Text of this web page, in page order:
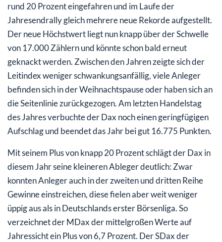
rund 20 Prozent eingefahren und im Laufe der
Jahresendrally gleich mehrere neue Rekorde aufgestellt.
Der neue Höchstwert liegt nun knapp über der Schwelle
von 17.000 Zählern und könnte schon bald erneut
geknackt werden. Zwischen den Jahren zeigte sich der
Leitindex weniger schwankungsanfällig, viele Anleger
befinden sich in der Weihnachtspause oder haben sich an
die Seitenlinie zurückgezogen. Am letzten Handelstag
des Jahres verbuchte der Dax noch einen geringfügigen
Aufschlag und beendet das Jahr bei gut 16.775 Punkten.
Mit seinem Plus von knapp 20 Prozent schlägt der Dax in
diesem Jahr seine kleineren Ableger deutlich: Zwar
konnten Anleger auch in der zweiten und dritten Reihe
Gewinne einstreichen, diese fielen aber weit weniger
üppig aus als in Deutschlands erster Börsenliga. So
verzeichnet der MDax der mittelgroßen Werte auf
Jahressicht ein Plus von 6,7 Prozent. Der SDax der